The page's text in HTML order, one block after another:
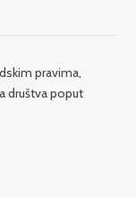
pravima,
društva poput